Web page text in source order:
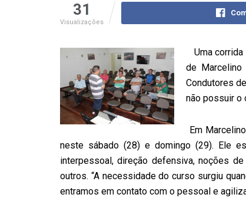
31
Visualizações
Uma
de Marcelino
Condutores
não possuir o
Em
neste sábado (28) e domingo (29). Ele
interpessoal, direção defensiva, noções
outros. “A necessidade do curso surgiu
entramos em contato com o pessoal e